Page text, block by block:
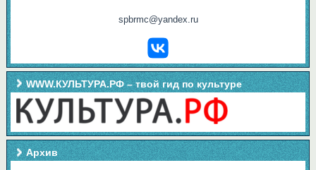
spbrmc@yandex.ru
WWW.КУЛЬТУРА.РФ – твой гид по культуре
Архив